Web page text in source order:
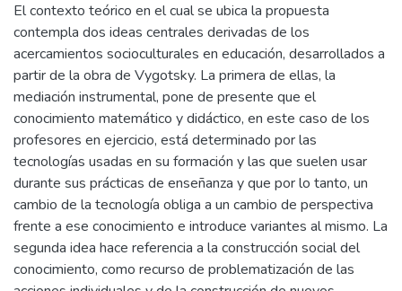
El contexto teórico en el cual se ubica la propuesta
contempla dos ideas centrales derivadas de los
acercamientos socioculturales en educación, desarrollados a
partir de la obra de Vygotsky. La primera de ellas, la
mediación instrumental, pone de presente que el
conocimiento matemático y didáctico, en este caso de los
profesores en ejercicio, está determinado por las
tecnologías usadas en su formación y las que suelen usar
durante sus prácticas de enseñanza y que por lo tanto, un
cambio de la tecnología obliga a un cambio de perspectiva
frente a ese conocimiento e introduce variantes al mismo. La
segunda idea hace referencia a la construcción social del
conocimiento, como recurso de problematización de las